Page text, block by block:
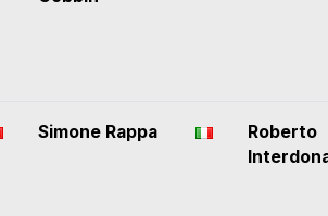
Simone Rappa
Roberto